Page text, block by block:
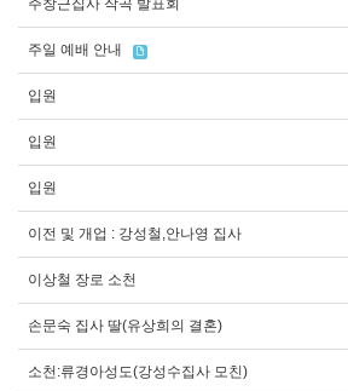
주창근집사 작곡 발표회
주일 예배 안내
입원
입원
입원
이전 및 개업 : 강성철,안나영 집사
이상철 장로 소천
손문숙 집사 딸(유상희의 결혼)
소천:류경아성도(강성수집사 모친)